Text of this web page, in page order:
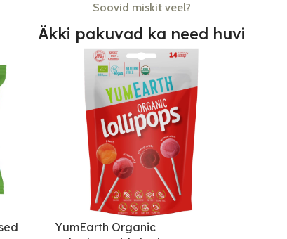
Soovid miskit veel?
Äkki pakuvad ka need huvi
YumEarth Organic